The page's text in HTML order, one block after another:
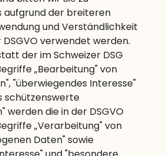
aufgrund der breiteren
und Verständlichkeit
verwendet werden.
der im Schweizer DSG
„Bearbeitung" von
"überwiegendes Interesse"
schützenswerte
werden die in der DSGVO
„Verarbeitung" von
Daten" sowie